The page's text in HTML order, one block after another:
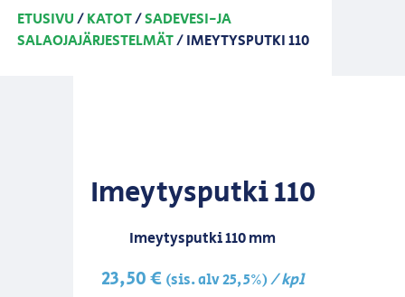
ETUSIVU/KATOT/SADEVESI-JA
SALAOJAJÄRJESTELMÄT/ IMEYTYSPUTKI 110
Imeytysputki 110
Imeytysputki 110 mm
23,50€ (sis. alv 25,5%)/ kpl